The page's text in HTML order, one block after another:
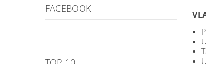
FACEBOOK